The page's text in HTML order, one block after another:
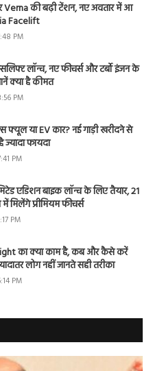
की बढ़ी टेंशन, नए अवतार में आ
Facelift
PM
लॉन्च, नए फीचर्स और टर्बो इंजन के
क्या है कीमत
PM
फ्यूल या EV कार? नई गाड़ी खरीदने से
फायदा
PM
एडिशन बाइक लॉन्च के लिए तैयार, 21
प्रीमियम फीचर्स
PM
का क्या काम है, कब और कैसे करें
लोग नहीं जानते सही तरीका
PM